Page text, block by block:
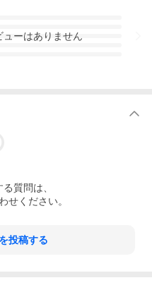
チーフに
ューはありません
質問は、
せください。
投稿する